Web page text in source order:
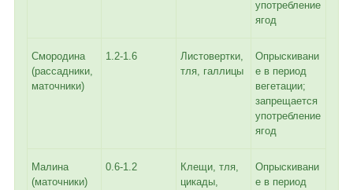
употребление
ягод
Смородина
(рассадники,
маточники)
1.2-1.6
Листовертки,
тля, галлицы
Опрыскивани
е в период
вегетации;
запрещается
употребление
ягод
Малина
(маточники)
0.6-1.2
Клещи, тля,
цикады,
Опрыскивани
е в период